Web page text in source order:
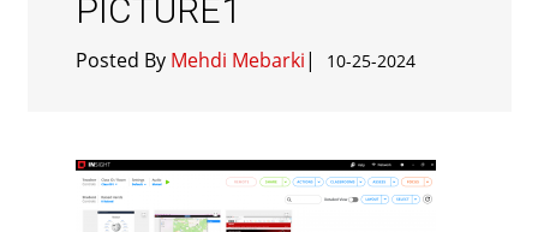
PICTURE1
Posted By Mehdi Mebarki| 10-25-2024